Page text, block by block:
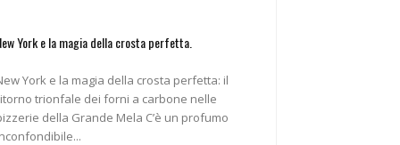
York e la magia della crosta perfetta.
York e la magia della crosta perfetta: il
trionfale dei forni a carbone nelle
della Grande Mela C’è un profumo